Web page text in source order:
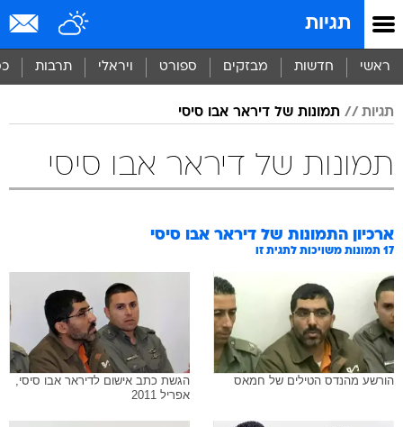
תגיות
ראשי חדשות מבזקים ספורט ויראלי תרבות
תגיות תמונות של דיראר אבו סיסי
תמונות של דיראר אבו סיסי
ארכיון התמונות של דיראר אבו סיסי
17 תמונות משויכות לתגית זו
הורשע מהנדס הטילים של חמאס
הגשת כתב אישום לדיראר אבו סיסי,
אפריל 2011